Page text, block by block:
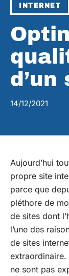
INTERNET
14/12/2021
Aujourd’hui
propre site
parce que
pléthore de
de sites dont
l’une des
de sites
extraordinaire.
ne sont pas